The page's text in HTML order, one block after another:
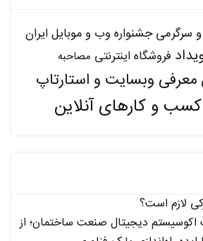
سرگرمی جشنواره وب و موبایل ایران
فروشگاه اینترنتی مصاحبه
معرفی وبسایت و استارتاپ
کسب و کارهای آنلاین
لازم است؟
دیجیتال صنعت ساختمان؛ از